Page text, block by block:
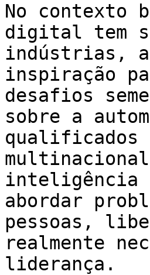
No contexto
digital tem
indústrias, a
inspiração
desafios
sobre a
qualificados
inteligência
abordar
pessoas,
realmente
liderança.